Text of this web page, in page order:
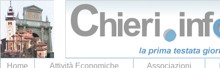
Home Attività Economiche Associazioni